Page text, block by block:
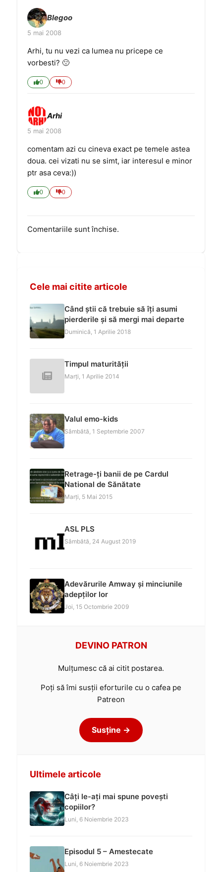
Blegoo
5 mai 2008
Arhi, tu nu vezi ca lumea nu pricepe ce
vorbesti? 🙁
0 0
Arhi
5 mai 2008
comentam azi cu cineva exact pe temele astea
doua. cei vizati nu se simt, iar interesul e minor
ptr asa ceva:))
0 0
Comentariile sunt închise.
Cele mai citite articole
Când știi că trebuie să îți asumi
pierderile și să mergi mai departe
Duminică, 1 Aprilie 2018
Timpul maturității
Marți, 1 Aprilie 2014
Valul emo-kids
Sâmbătă, 1 Septembrie 2007
Retrage-ți banii de pe Cardul
National de Sănătate
Marți, 5 Mai 2015
ASL PLS
Sâmbătă, 24 August 2019
Adevărurile Amway și minciunile
adepților lor
Joi, 15 Octombrie 2009
DEVINO PATRON
Mulțumesc că ai citit postarea.
Poți să îmi susții eforturile cu o cafea pe
Patreon
Susține →
Ultimele articole
Câți le-ați mai spune povești
copiilor?
Luni, 6 Noiembrie 2023
Episodul 5 – Amestecate
Luni, 6 Noiembrie 2023